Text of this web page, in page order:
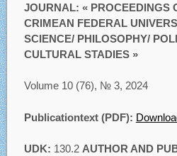
JOURNAL: « PROCEEDINGS
CRIMEAN FEDERAL
SCIENCE/ PHILOSOPHY/
CULTURAL STADIES »
Volume 10 (76), № 3, 2024
Publicationtext (PDF):
UDK: 130.2 AUTHOR AND